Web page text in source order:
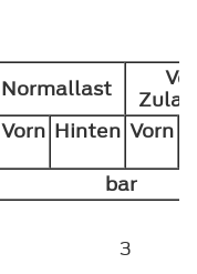
Normallast
Vorn Hinten Vorn
bar
3